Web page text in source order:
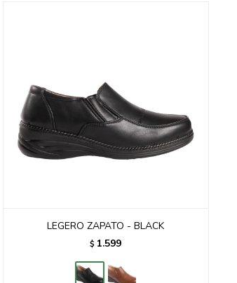
LEGERO ZAPATO - BLACK
$ 1.599